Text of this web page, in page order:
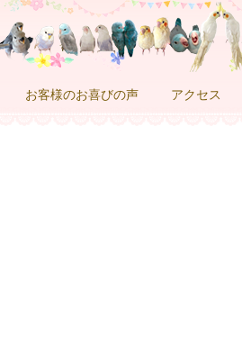
お客様のお喜びの声 アクセス